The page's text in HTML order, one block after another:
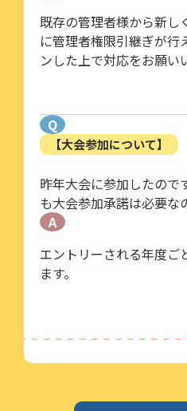
既存の管理者様から新し
に管理者権限引継ぎが行
ンした上で対応をお願い
Q
【大会参加について】
昨年大会に参加したので
も大会参加承諾は必要な
A
エントリーされる年度ご
ます。